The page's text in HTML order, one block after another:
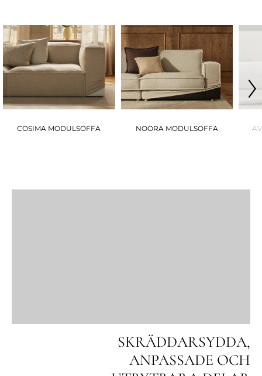
COSIMA MODULSOFFA NOORA MODULSOFFA
SKRÄDDARSYDDA,
ANPASSADE OCH